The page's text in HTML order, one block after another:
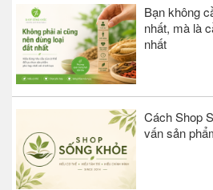
Bạn không
nhất, mà là
nhất
Cách Shop
vấn sản